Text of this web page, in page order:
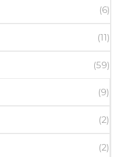
(6)
(11)
(59)
(9)
(2)
(2)